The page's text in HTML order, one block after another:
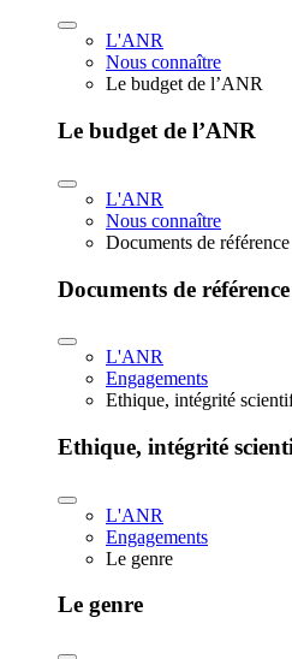
L'ANR
Nous connaître
Le budget de l’ANR
Le budget de l’ANR
L'ANR
Nous connaître
Documents de référence
Documents de référence
L'ANR
Engagements
Ethique, intégrité
Ethique, intégrité
L'ANR
Engagements
Le genre
Le genre